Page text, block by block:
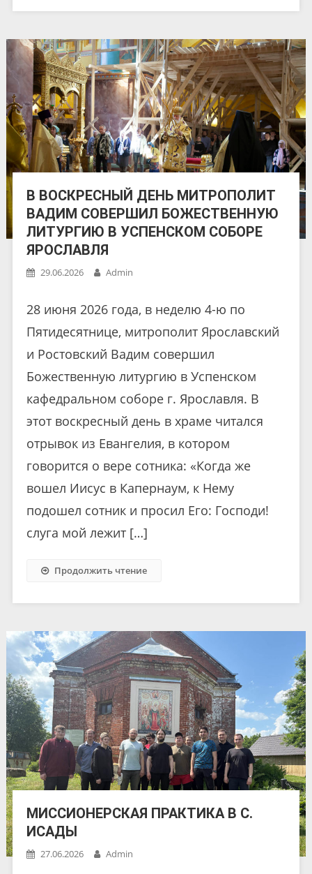
В ВОСКРЕСНЫЙ ДЕНЬ МИТРОПОЛИТ
ВАДИМ СОВЕРШИЛ БОЖЕСТВЕННУЮ
ЛИТУРГИЮ В УСПЕНСКОМ СОБОРЕ
ЯРОСЛАВЛЯ
29.06.2026 Admin
28 июня 2026 года, в неделю 4-ю по
Пятидесятнице, митрополит Ярославский
и Ростовский Вадим совершил
Божественную литургию в Успенском
кафедральном соборе г. Ярославля. В
этот воскресный день в храме читался
отрывок из Евангелия, в котором
говорится о вере сотника: «Когда же
вошел Иисус в Капернаум, к Нему
подошел сотник и просил Его: Господи!
слуга мой лежит […]
Продолжить чтение
МИССИОНЕРСКАЯ ПРАКТИКА В С.
ИСАДЫ
27.06.2026 Admin